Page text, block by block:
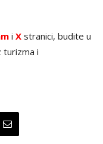
i X stranici, budite u
turizma i